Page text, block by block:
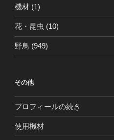
機材 (1)
花・昆虫 (10)
野鳥 (949)
その他
プロフィールの続き
使用機材